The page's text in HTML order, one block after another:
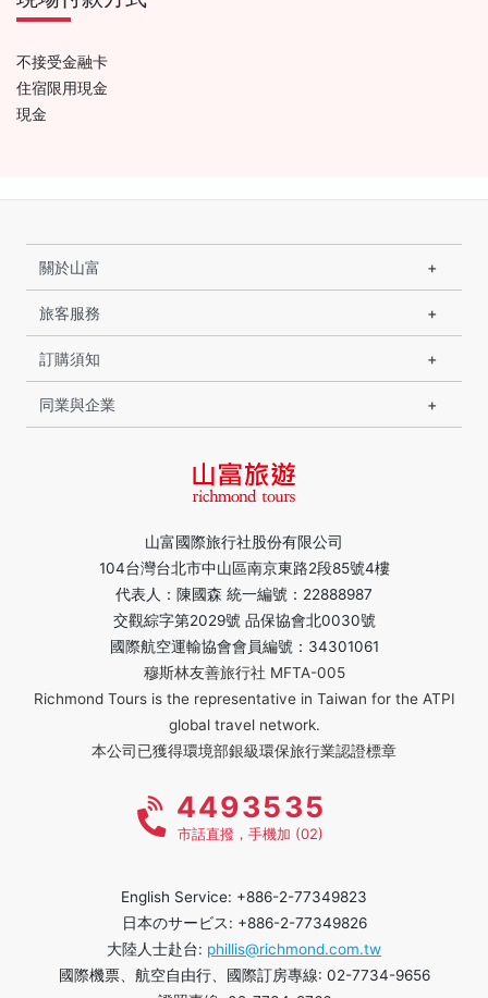
不接受金融卡
住宿限用現金
現金
山富國際旅行社股份有限公司
104台灣台北市中山區南京東路2段85號4樓
代表人：陳國森 統一編號：22888987
交觀綜字第2029號 品保協會北0030號
國際航空運輸協會會員編號：34301061
穆斯林友善旅行社 MFTA-005
Richmond Tours is the representative in Taiwan for the ATPI
global travel network.
本公司已獲得環境部銀級環保旅行業認證標章
關於山富
旅客服務
訂購須知
同業與企業
4493535
市話直撥，手機加 (02)
English Service: +886-2-77349823
日本のサービス: +886-2-77349826
大陸人士赴台: phillis@richmond.com.tw
國際機票、航空自由行、國際訂房專線: 02-7734-9656